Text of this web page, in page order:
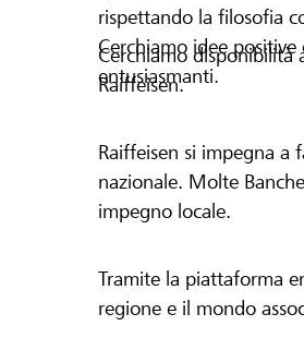
rispettando la filosofia
Cerchiamo idee
entusiasmanti.
Cerchiamo disponibilità
Raiffeisen.
Raiffeisen si impegna a
nazionale. Molte
impegno locale.
Tramite la piattaforma
regione e il mondo